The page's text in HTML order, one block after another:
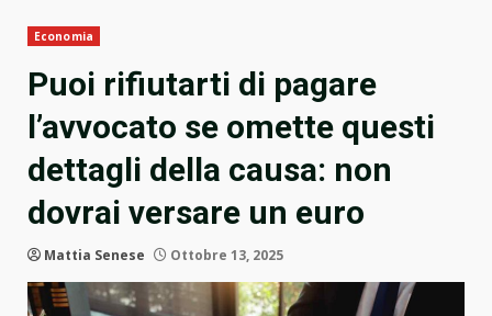
Economia
Puoi rifiutarti di pagare
l’avvocato se omette questi
dettagli della causa: non
dovrai versare un euro
Mattia Senese Ottobre 13, 2025